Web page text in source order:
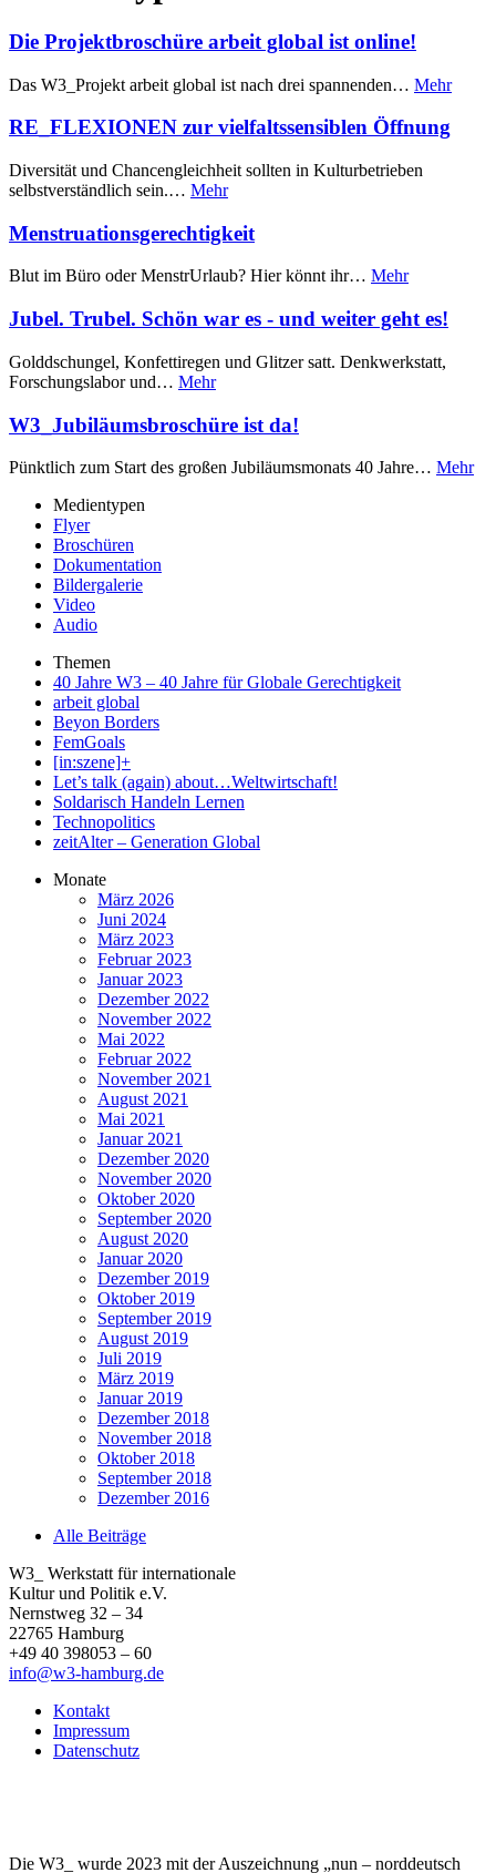
Die Projektbroschüre arbeit global ist online!
Das W3_Projekt arbeit global ist nach drei spannenden… Mehr
RE_FLEXIONEN zur vielfaltssensiblen Öffnung
Diversität und Chancengleichheit sollten in Kulturbetrieben
selbstverständlich sein.… Mehr
Menstruationsgerechtigkeit
Blut im Büro oder MenstrUrlaub? Hier könnt ihr… Mehr
Jubel. Trubel. Schön war es - und weiter geht es!
Golddschungel, Konfettiregen und Glitzer satt. Denkwerkstatt,
Forschungslabor und… Mehr
W3_Jubiläumsbroschüre ist da!
Pünktlich zum Start des großen Jubiläumsmonats 40 Jahre… Mehr
Medientypen
Flyer
Broschüren
Dokumentation
Bildergalerie
Video
Audio
Themen
40 Jahre W3 – 40 Jahre für Globale Gerechtigkeit
arbeit global
Beyon Borders
FemGoals
[in:szene]+
Let’s talk (again) about…Weltwirtschaft!
Soldarisch Handeln Lernen
Technopolitics
zeitAlter – Generation Global
Monate
März 2026
Juni 2024
März 2023
Februar 2023
Januar 2023
Dezember 2022
November 2022
Mai 2022
Februar 2022
November 2021
August 2021
Mai 2021
Januar 2021
Dezember 2020
November 2020
Oktober 2020
September 2020
August 2020
Januar 2020
Dezember 2019
Oktober 2019
September 2019
August 2019
Juli 2019
März 2019
Januar 2019
Dezember 2018
November 2018
Oktober 2018
September 2018
Dezember 2016
Alle Beiträge
W3_ Werkstatt für internationale
Kultur und Politik e.V.
Nernstweg 32 – 34
22765 Hamburg
+49 40 398053 – 60
info@w3-hamburg.de
Kontakt
Impressum
Datenschutz
Die W3_ wurde 2023 mit der Auszeichnung „nun – norddeutsch